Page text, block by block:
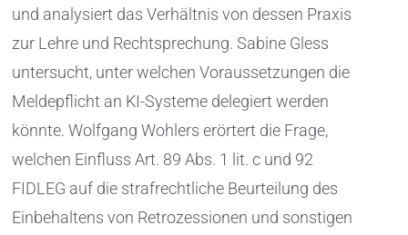
und analysiert das Verhältnis von dessen Praxis
zur Lehre und Rechtsprechung. Sabine Gless
untersucht, unter welchen Voraussetzungen die
Meldepflicht an KI-Systeme delegiert werden
könnte. Wolfgang Wohlers erörtert die Frage,
welchen Einfluss Art. 89 Abs. 1 lit. c und 92
FIDLEG auf die strafrechtliche Beurteilung des
Einbehaltens von Retrozessionen und sonstigen